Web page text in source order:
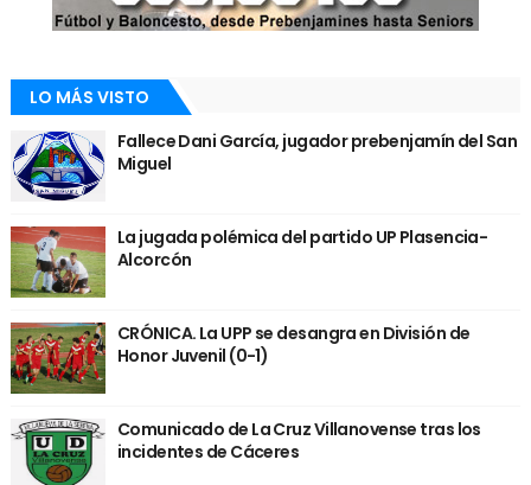
LO MÁS VISTO
Fallece Dani García, jugador prebenjamín del San
Miguel
La jugada polémica del partido UP Plasencia-
Alcorcón
CRÓNICA. La UPP se desangra en División de
Honor Juvenil (0-1)
Comunicado de La Cruz Villanovense tras los
incidentes de Cáceres